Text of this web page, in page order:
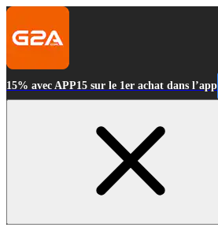
15% avec APP15 sur le 1er achat dans l’app